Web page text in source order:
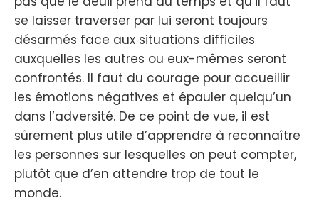
se laisser traverser par lui seront toujours
désarmés face aux situations difficiles
auxquelles les autres ou eux-mêmes seront
confrontés. Il faut du courage pour accueillir
les émotions négatives et épauler quelqu’un
dans l’adversité. De ce point de vue, il est
sûrement plus utile d’apprendre à reconnaître
les personnes sur lesquelles on peut compter,
plutôt que d’en attendre trop de tout le
monde.